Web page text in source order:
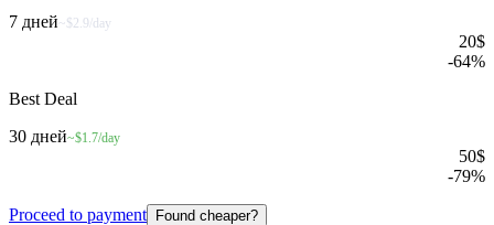
7 дней~$2.9/day
20$
-64%
Best Deal
30 дней~$1.7/day
50$
-79%
Proceed to payment Found cheaper?